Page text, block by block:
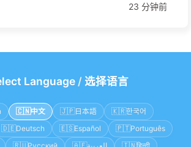
23 分钟前
Language/ 选择语言
🇨🇳 中文 🇯🇵日本語 🇰🇷한국어
🇩🇪Deutsch 🇪🇸Español 🇵🇹Português